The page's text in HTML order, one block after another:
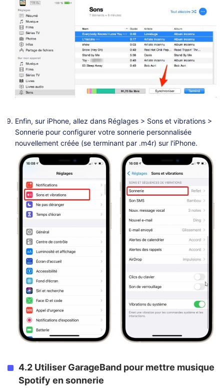
Enfin, sur iPhone, allez dans Réglages > Sons et vibrations >
Sonnerie pour configurer votre sonnerie personnalisée
nouvellement créée (se terminant par .m4r) sur l'iPhone.
4.2 Utiliser GarageBand pour mettre musique
Spotify en sonnerie